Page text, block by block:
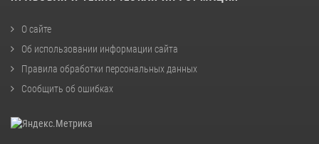
О сайте
Об использовании информации сайта
Правила обработки персональных данных
Сообщить об ошибках